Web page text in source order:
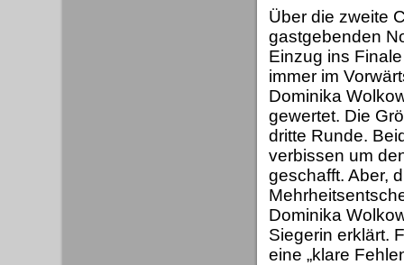
Über die zweite
gastgebenden
Einzug ins
immer im
Dominika
gewertet. Die
dritte Runde.
verbissen um
geschafft. Aber,
Dominika
Siegerin erklärt.
eine „klare